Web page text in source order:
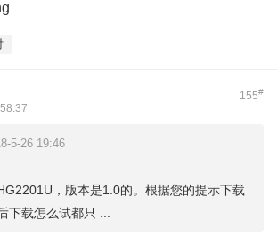
155#
5-26 19:46
，版本是1.0的。根据您的提示下载
下载怎么试都只 ...